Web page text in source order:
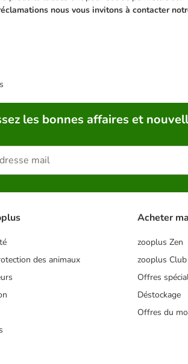
nous vous invitons à contacter
les bonnes affaires et
des animaux
Acheter
zooplus Zen
zooplus Club
Offres
Déstockage
Offres du